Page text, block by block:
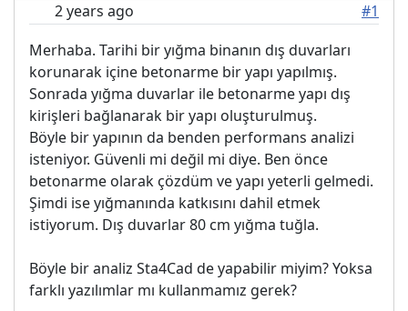
2 years ago
#1
Merhaba. Tarihi bir yığma binanın dış duvarları
korunarak içine betonarme bir yapı yapılmış.
Sonrada yığma duvarlar ile betonarme yapı dış
kirişleri bağlanarak bir yapı oluşturulmuş.
Böyle bir yapının da benden performans analizi
isteniyor. Güvenli mi değil mi diye. Ben önce
betonarme olarak çözdüm ve yapı yeterli gelmedi.
Şimdi ise yığmanında katkısını dahil etmek
istiyorum. Dış duvarlar 80 cm yığma tuğla.
Böyle bir analiz Sta4Cad de yapabilir miyim? Yoksa
farklı yazılımlar mı kullanmamız gerek?